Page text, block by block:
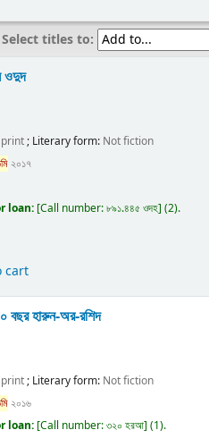
Select titles to:
ওদুদ
print ; Literary form: Not fiction
২০১৭
loan: Call number:৮৯১.৪৪৫ ওদহ (2).
cart
বছরহারুন-অর-রশিদ
print; Literary form: Not fiction
২০১৬
loan: Call number:৩২০ হরআ (1).